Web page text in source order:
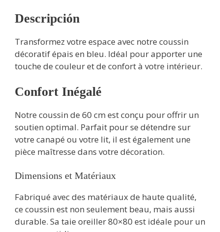
Descripción
Transformez votre espace avec notre coussin
décoratif épais en bleu. Idéal pour apporter une
touche de couleur et de confort à votre intérieur.
Confort Inégalé
Notre coussin de 60 cm est conçu pour offrir un
soutien optimal. Parfait pour se détendre sur
votre canapé ou votre lit, il est également une
pièce maîtresse dans votre décoration.
Dimensions et Matériaux
Fabriqué avec des matériaux de haute qualité,
ce coussin est non seulement beau, mais aussi
durable. Sa taie oreiller 80×80 est idéale pour un